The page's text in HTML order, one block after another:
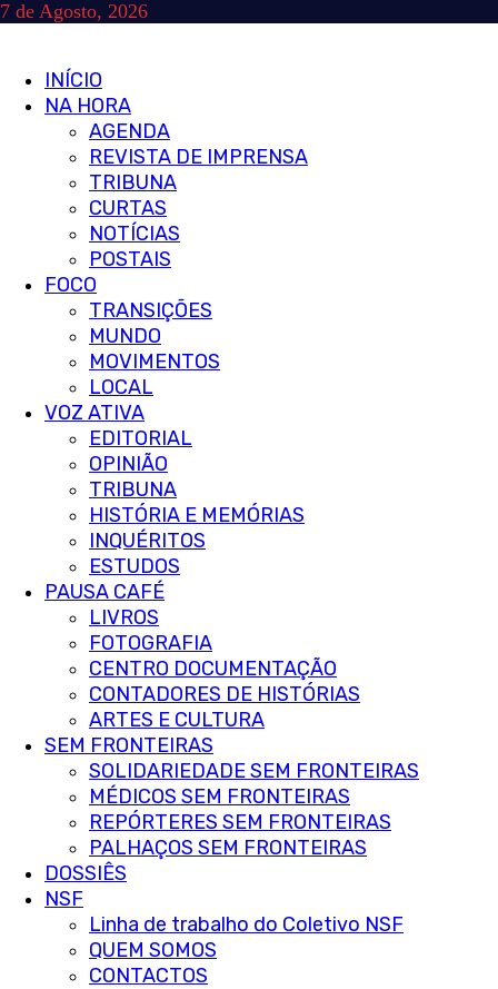
Skip
7 de Agosto, 2026
Primary
Menu
INÍCIO
NA HORA
AGENDA
REVISTA DE IMPRENSA
TRIBUNA
CURTAS
NOTÍCIAS
POSTAIS
FOCO
TRANSIÇÕES
MUNDO
MOVIMENTOS
LOCAL
VOZ ATIVA
EDITORIAL
OPINIÃO
TRIBUNA
HISTÓRIA E MEMÓRIAS
INQUÉRITOS
ESTUDOS
PAUSA CAFÉ
LIVROS
FOTOGRAFIA
CENTRO DOCUMENTAÇÃO
CONTADORES DE HISTÓRIAS
ARTES E CULTURA
SEM FRONTEIRAS
SOLIDARIEDADE SEM FRONTEIRAS
MÉDICOS SEM FRONTEIRAS
REPÓRTERES SEM FRONTEIRAS
PALHAÇOS SEM FRONTEIRAS
DOSSIÊS
NSF
Linha de trabalho do Coletivo NSF
QUEM SOMOS
CONTACTOS